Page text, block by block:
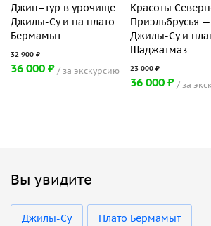
Джип–тур в урочище
Джилы-Су и на плато
Бермамыт
36 000 ₽ за экскурсию
Красоты
Приэльбрусья —
Джилы-Су и
Шаджатмаз
36 000 ₽ за
Вы увидите
Джилы-Су Плато Бермамыт